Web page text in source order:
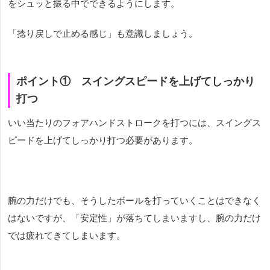
をシュッと振る中でできるようにします。
「捻り戻しで止める感じ」も意識しましょう。
ポイント① スイングスピードを上げてしっかり
打つ
いい当たりのフォアハンドストロークを打つには、スイングス
ピードを上げてしっかり打つ必要があります。
腕の力だけでも、そうしたボールを打っていくことはできなく
はないですが、「安定性」が落ちてしまいますし、腕の力だけ
では疲れてきてしまいます。